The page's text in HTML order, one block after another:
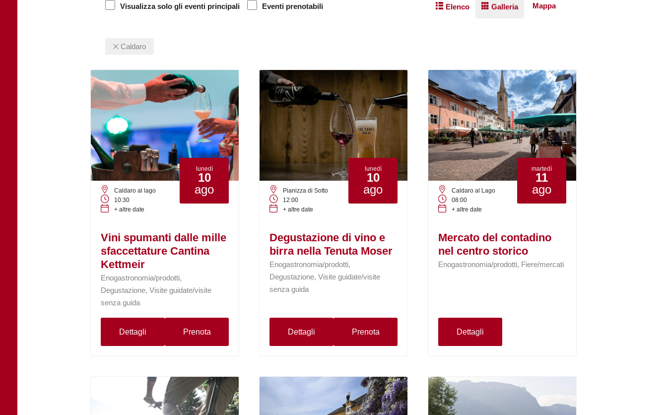
Visualizza solo gli eventi principali Eventi prenotabili Elenco Galleria Mappa
Caldaro
lunedì
10
ago
Caldaro al lago
10:30
+ altre date
Vini spumanti dalle mille
sfaccettature Cantina
Kettmeir
Enogastronomia/prodotti,
Degustazione, Visite guidate/visite
senza guida
Dettagli Prenota
lunedì
10
ago
Pianizza di Sotto
12:00
+ altre date
Degustazione di vino e
birra nella Tenuta Moser
Enogastronomia/prodotti,
Degustazione, Visite guidate/visite
senza guida
Dettagli Prenota
martedì
11
ago
Caldaro al Lago
08:00
+ altre date
Mercato del contadino
nel centro storico
Enogastronomia/prodotti, Fiere/mercati
Dettagli